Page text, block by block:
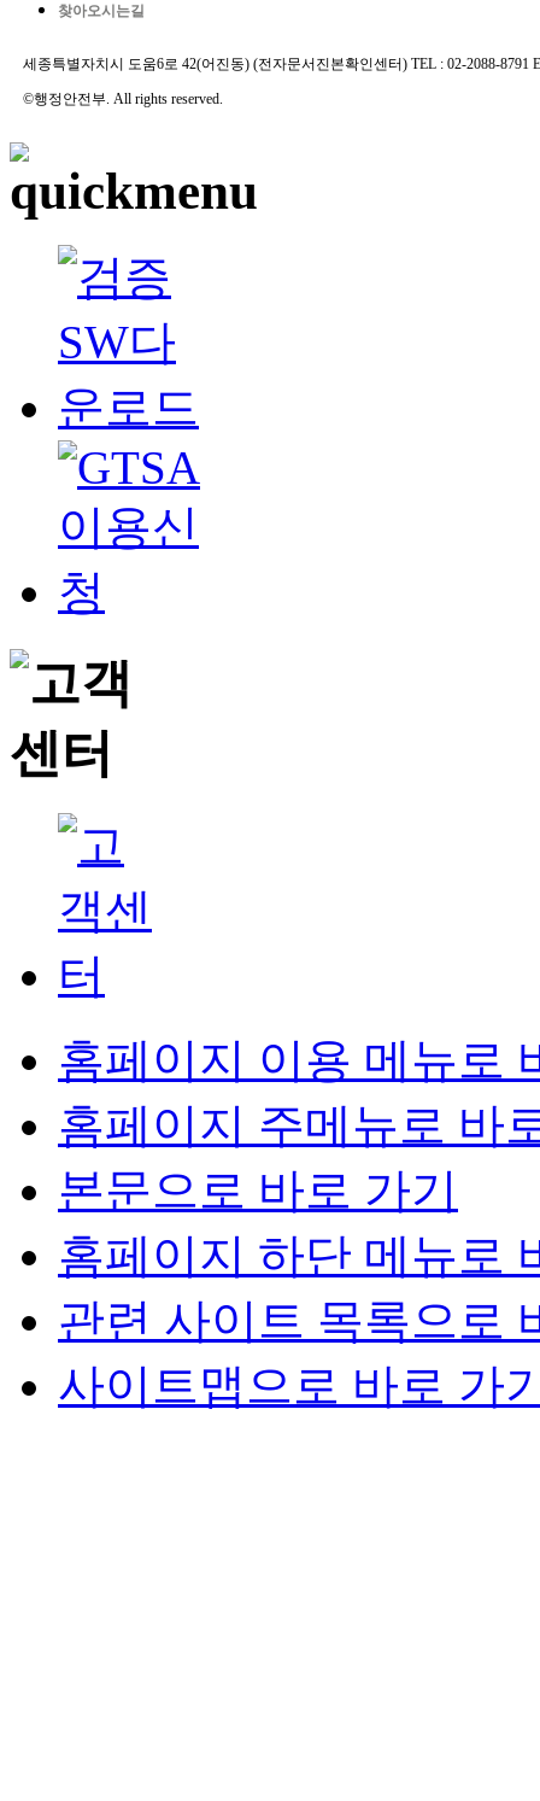
찾아오시는길
세종특별자치시 도움6로 42(어진동) (전자문서진본확인센터) TEL : 02-2088-8791
©행정안전부. All rights reserved.
홈페이지 이용 메뉴로
홈페이지 주메뉴로 바
본문으로 바로 가기
홈페이지 하단 메뉴로
관련 사이트 목록으로
사이트맵으로 바로 가